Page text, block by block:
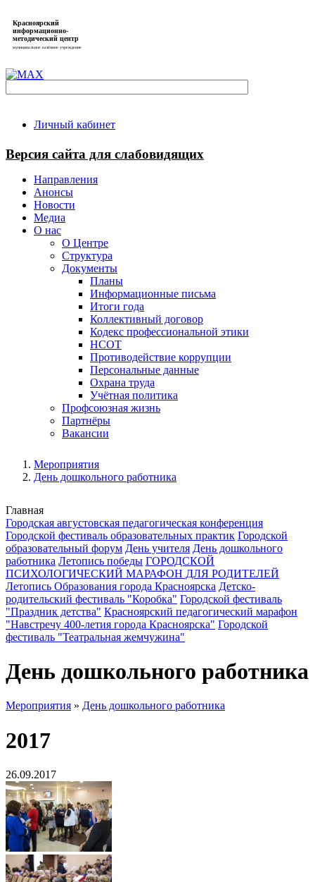
Красноярский
информационно-
методический центр
муниципальное казённое учреждение
Личный кабинет
Версия сайта для слабовидящих
Направления
Анонсы
Новости
Медиа
О нас
О Центре
Структура
Документы
Планы
Информационные письма
Итоги года
Коллективный договор
Кодекс профессиональной этики
НСОТ
Противодействие коррупции
Персональные данные
Охрана труда
Учётная политика
Профсоюзная жизнь
Партнёры
Вакансии
Мероприятия
День дошкольного работника
Главная
Городская августовская педагогическая конференция
Городской фестиваль образовательных практик Городской
образовательный форум День учителя День дошкольного
работника Летопись победы ГОРОДСКОЙ
ПСИХОЛОГИЧЕСКИЙ МАРАФОН ДЛЯ РОДИТЕЛЕЙ
Летопись Образования города Красноярска Детско-
родительский фестиваль "Коробка" Городской фестиваль
"Праздник детства" Красноярский педагогический марафон
"Навстречу 400-летия города Красноярска" Городской
фестиваль "Театральная жемчужина"
День дошкольного работника
Мероприятия » День дошкольного работника
2017
26.09.2017